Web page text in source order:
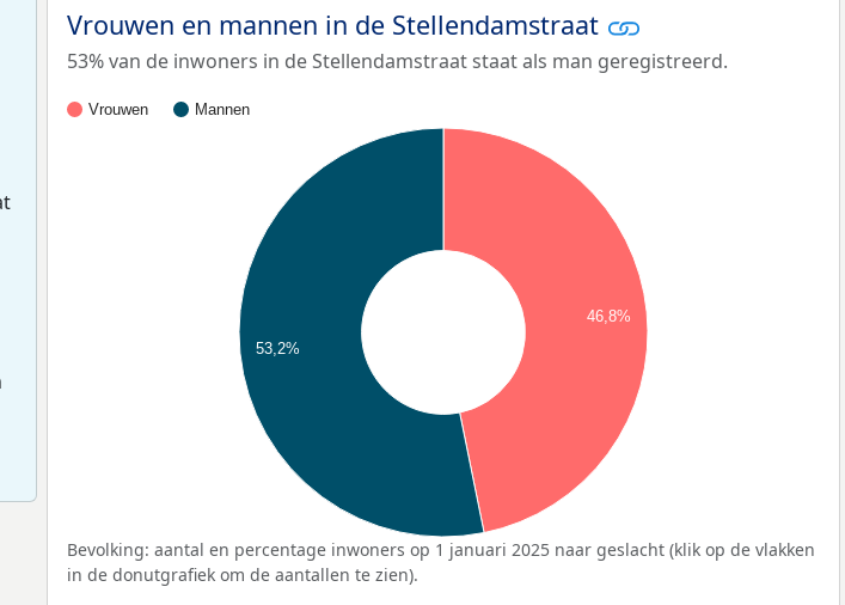
Vrouwen en mannen in de Stellendamstraat
53% van de inwoners in de Stellendamstraat staat als man geregistreerd.
Vrouwen Mannen
46,8%
53,2%
Bevolking: aantal en percentage inwoners op 1 januari 2025 naar geslacht (klik op de vlakken
in de donutgrafiek om de aantallen te zien).